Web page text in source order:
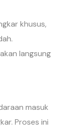
khusus,
langsung
masuk
Proses ini